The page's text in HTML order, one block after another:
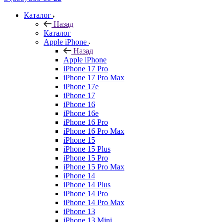
Каталог
Назад
Каталог
Apple iPhone
Назад
Apple iPhone
iPhone 17 Pro
iPhone 17 Pro Max
iPhone 17e
iPhone 17
iPhone 16
iPhone 16e
iPhone 16 Pro
iPhone 16 Pro Max
iPhone 15
iPhone 15 Plus
iPhone 15 Pro
iPhone 15 Pro Max
iPhone 14
iPhone 14 Plus
iPhone 14 Pro
iPhone 14 Pro Max
iPhone 13
iPhone 13 Mini